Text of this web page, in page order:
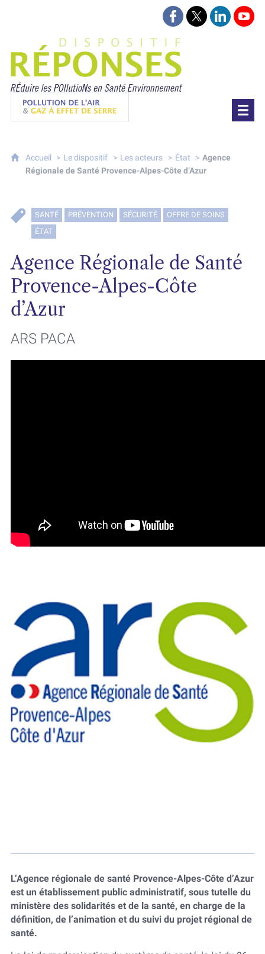
Pollution de l'air & gaz à effet de serre
Suivez-nous sur
Suivez-nous
Accueil Le dispositif Les acteurs État
Agence
Régionale de Santé Provence-Alpes-Côte d’Azur
Agence Régionale de Santé
Provence-Alpes-Côte
d’Azur
ARS PACA
L’Agence régionale de santé Provence-Alpes-Côte d’Azur
est un établissement public administratif, sous tutelle du
ministère des solidarités et de la santé, en charge de la
définition, de l’animation et du suivi du projet régional de
santé.
SANTÉ PRÉVENTION SÉCURITÉ
OFFRE DE SOINS
ÉTAT